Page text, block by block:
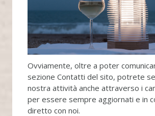
Ovviamente, oltre a poter
sezione Contatti del sito, potrete
nostra attività anche attraverso i
per essere sempre aggiornati e in
diretto con noi.